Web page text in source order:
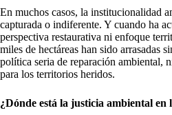
En muchos casos, la institucionalidad
capturada o indiferente. Y cuando ha
perspectiva restaurativa ni enfoque
miles de hectáreas han sido arrasadas
política seria de reparación ambiental,
para los territorios heridos.
¿Dónde está la justicia ambiental en